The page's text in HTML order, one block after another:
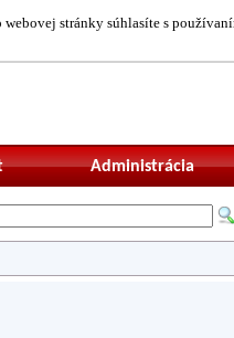
stránky súhlasíte s
Administrácia